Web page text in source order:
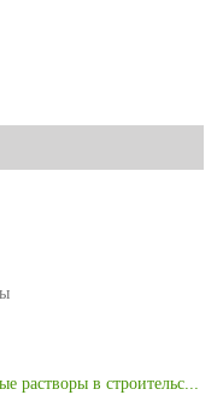
растворы в строительс...